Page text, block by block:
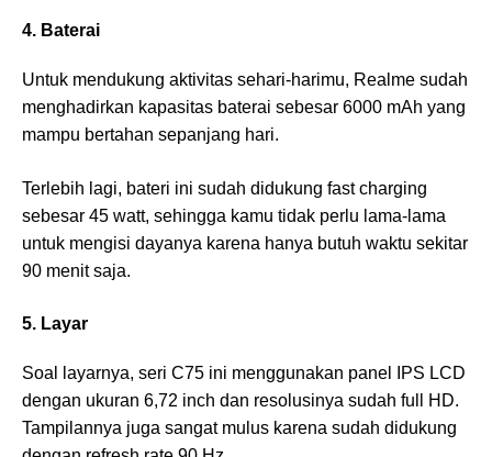
4. Baterai
Untuk mendukung aktivitas sehari-harimu, Realme sudah
menghadirkan kapasitas baterai sebesar 6000 mAh yang
mampu bertahan sepanjang hari.
Terlebih lagi, bateri ini sudah didukung fast charging
sebesar 45 watt, sehingga kamu tidak perlu lama-lama
untuk mengisi dayanya karena hanya butuh waktu sekitar
90 menit saja.
5. Layar
Soal layarnya, seri C75 ini menggunakan panel IPS LCD
dengan ukuran 6,72 inch dan resolusinya sudah full HD.
Tampilannya juga sangat mulus karena sudah didukung